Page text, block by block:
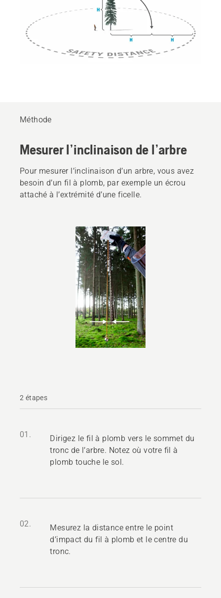
Méthode
Mesurer l’inclinaison de l’arbre
Pour mesurer l’inclinaison d’un arbre, vous avez
besoin d’un fil à plomb, par exemple un écrou
attaché à l’extrémité d’une ficelle.
2 étapes
01.
Dirigez le fil à plomb vers le sommet du
tronc de l’arbre. Notez où votre fil à
plomb touche le sol.
02.
Mesurez la distance entre le point
d’impact du fil à plomb et le centre du
tronc.